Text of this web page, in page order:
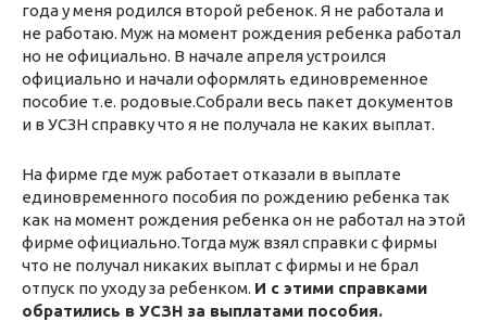
года у меня родился второй ребенок. Я не работала и
не работаю. Муж на момент рождения ребенка работал
но не официально. В начале апреля устроился
официально и начали оформлять единовременное
пособие т.е. родовые.Собрали весь пакет документов
и в УСЗН справку что я не получала не каких выплат.
На фирме где муж работает отказали в выплате
единовременного пособия по рождению ребенка так
как на момент рождения ребенка он не работал на этой
фирме официально.Тогда муж взял справки с фирмы
что не получал никаких выплат с фирмы и не брал
отпуск по уходу за ребенком. И с этими справками
обратились в УСЗН за выплатами пособия.